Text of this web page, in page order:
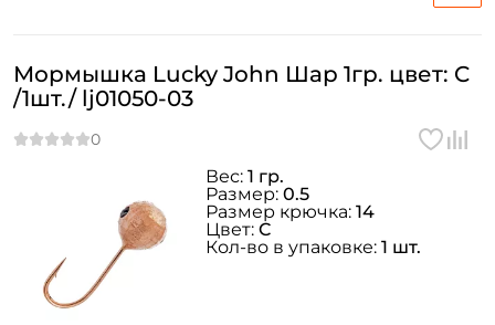
Мормышка Lucky John Шар 1гр. цвет: C
/1шт./ lj01050-03
Вес: 1 гр.
Размер: 0.5
Размер крючка: 14
Цвет: C
Кол-во в упаковке: 1 шт.